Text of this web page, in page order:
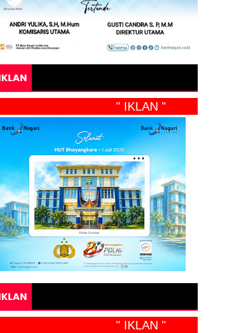
" IKLAN "
" IKLAN "